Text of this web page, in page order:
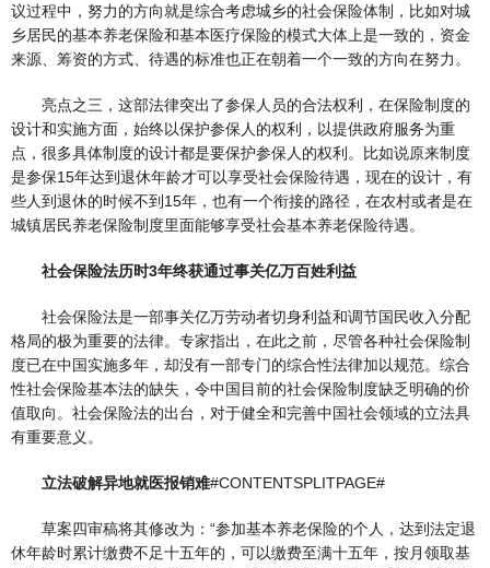
议过程中，努力的方向就是综合考虑城乡的社会保险体制，比如对城
乡居民的基本养老保险和基本医疗保险的模式大体上是一致的，资金
来源、筹资的方式、待遇的标准也正在朝着一个一致的方向在努力。
亮点之三，这部法律突出了参保人员的合法权利，在保险制度的
设计和实施方面，始终以保护参保人的权利，以提供政府服务为重
点，很多具体制度的设计都是要保护参保人的权利。比如说原来制度
是参保15年达到退休年龄才可以享受社会保险待遇，现在的设计，有
些人到退休的时候不到15年，也有一个衔接的路径，在农村或者是在
城镇居民养老保险制度里面能够享受社会基本养老保险待遇。
社会保险法历时3年终获通过事关亿万百姓利益
社会保险法是一部事关亿万劳动者切身利益和调节国民收入分配
格局的极为重要的法律。专家指出，在此之前，尽管各种社会保险制
度已在中国实施多年，却没有一部专门的综合性法律加以规范。综合
性社会保险基本法的缺失，令中国目前的社会保险制度缺乏明确的价
值取向。社会保险法的出台，对于健全和完善中国社会领域的立法具
有重要意义。
立法破解异地就医报销难#CONTENTSPLITPAGE#
草案四审稿将其修改为：“参加基本养老保险的个人，达到法定退
休年龄时累计缴费不足十五年的，可以缴费至满十五年，按月领取基